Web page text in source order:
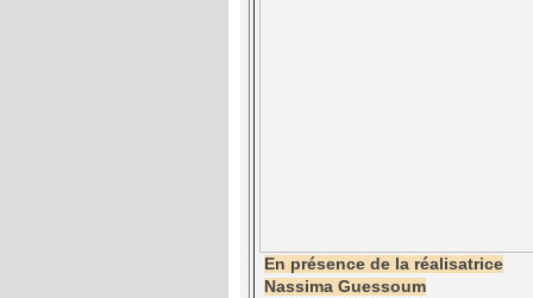
En présence de la réalisatrice
Nassima Guessoum